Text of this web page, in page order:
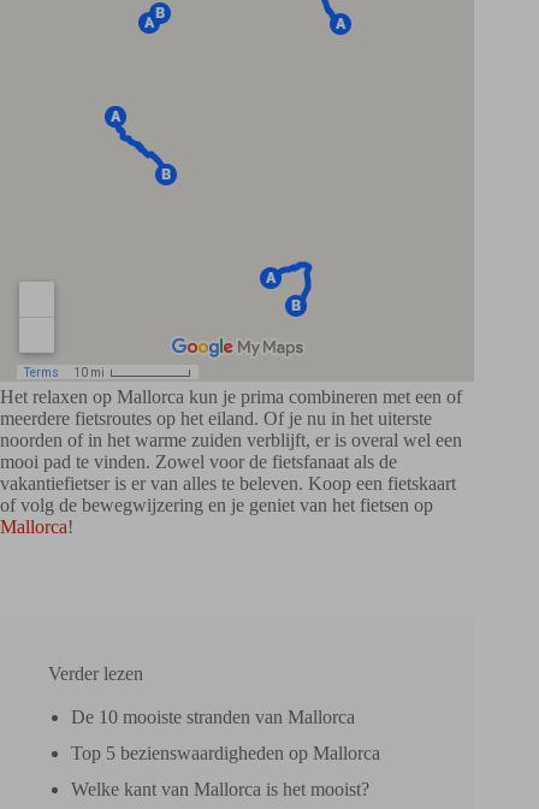
Het relaxen op Mallorca kun je prima combineren met een of
meerdere fietsroutes op het eiland. Of je nu in het uiterste
noorden of in het warme zuiden verblijft, er is overal wel een
mooi pad te vinden. Zowel voor de fietsfanaat als de
vakantiefietser is er van alles te beleven. Koop een fietskaart
of volg de bewegwijzering en je geniet van het fietsen op
Mallorca!
Verder lezen
De 10 mooiste stranden van Mallorca
Top 5 bezienswaardigheden op Mallorca
Welke kant van Mallorca is het mooist?